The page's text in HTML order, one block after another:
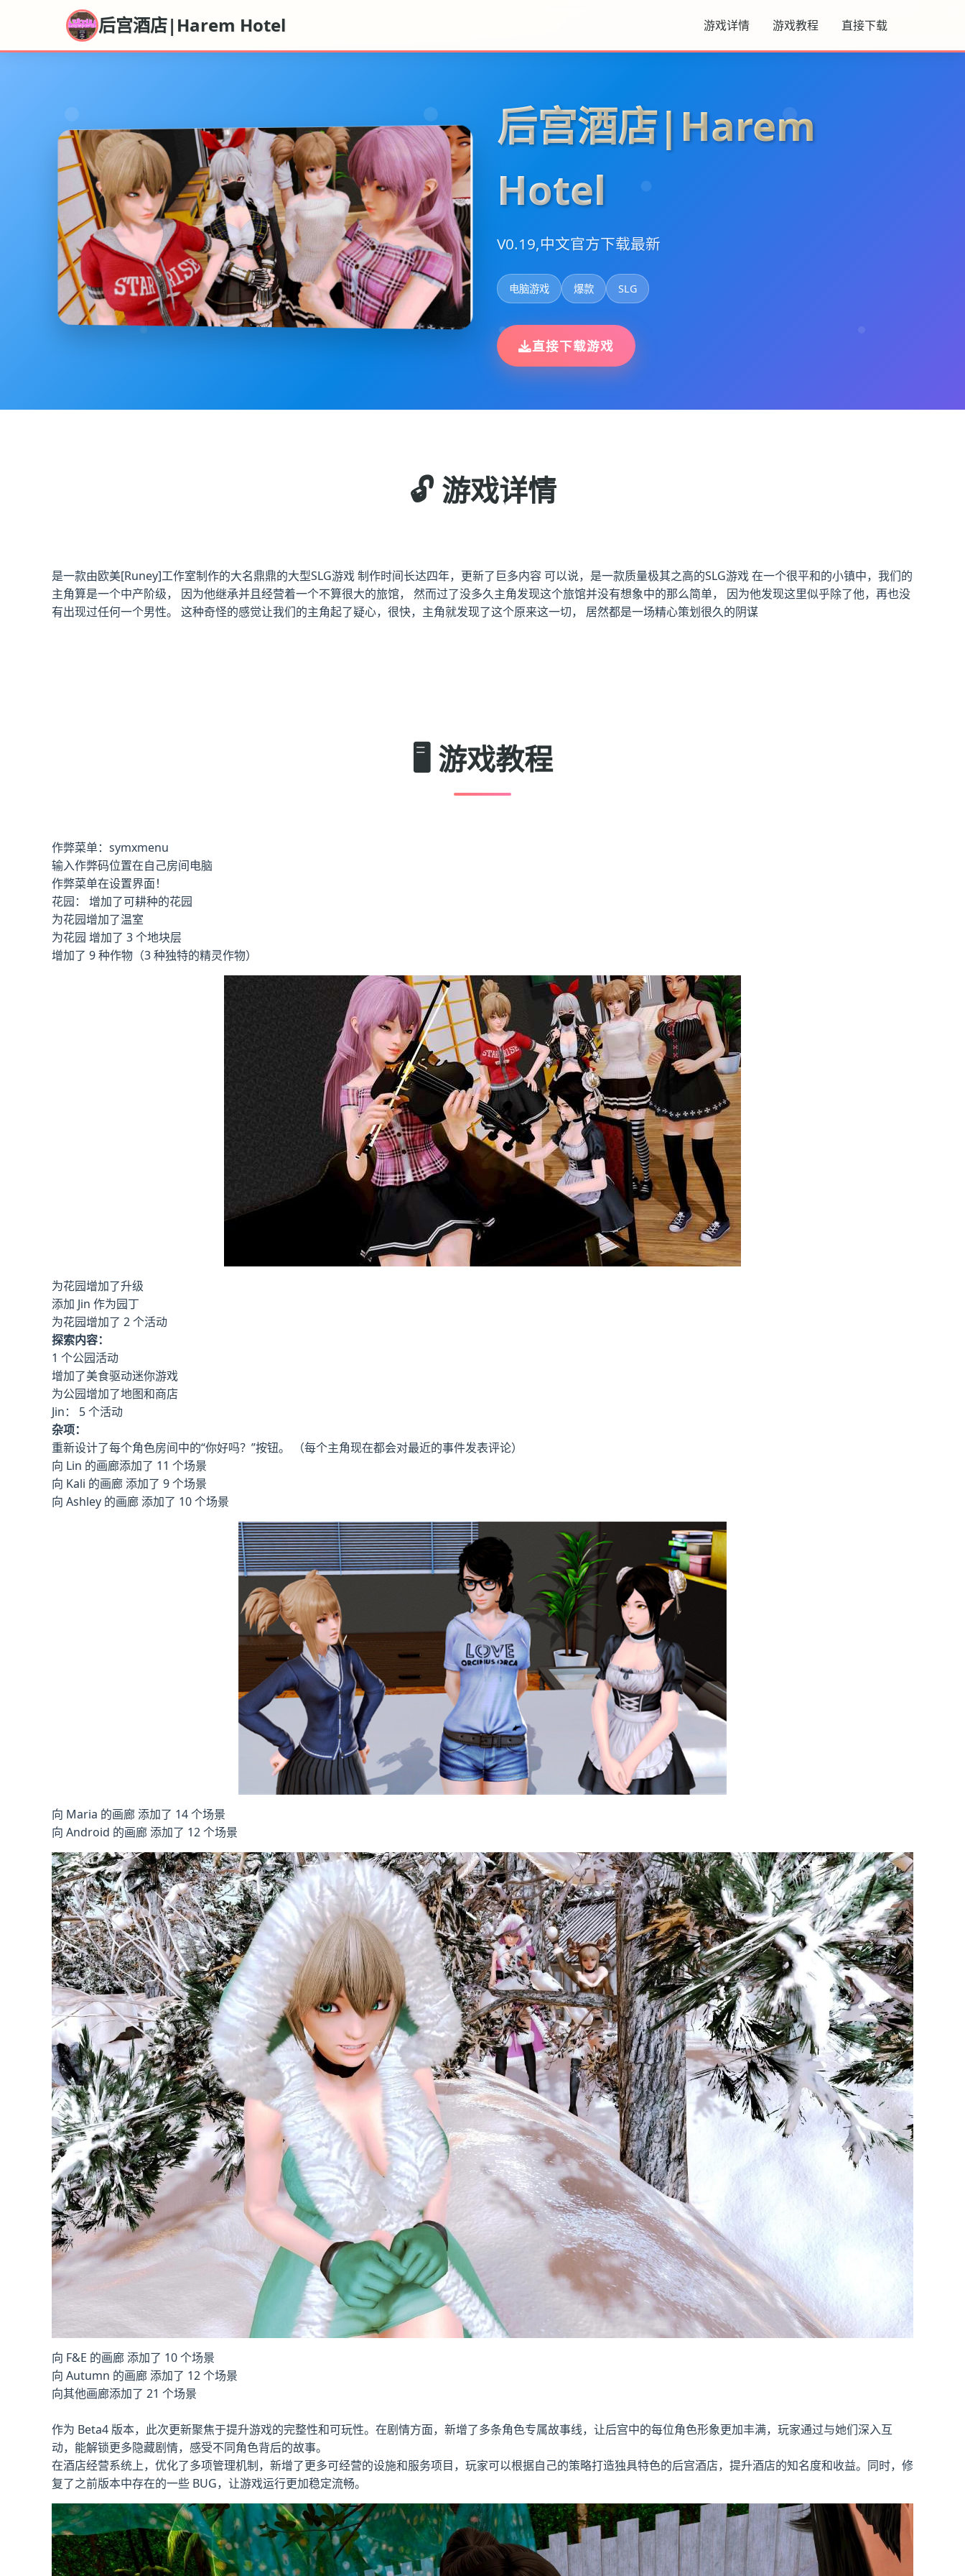
后宫酒店|Harem Hotel 游戏详情 游戏教程 直接下载
后宫酒店|Harem
Hotel
V0.19,中文官方下载最新
电脑游戏 爆款 SLG
直接下载游戏
🔓 游戏详情
是一款由欧美[Runey]工作室制作的大名鼎鼎的大型SLG游戏 制作时间长达四年，更新了巨多内容 可以说，是一款质量极其之高的SLG游戏 在一个很平和的小镇中，我们的
主角算是一个中产阶级， 因为他继承并且经营着一个不算很大的旅馆， 然而过了没多久主角发现这个旅馆并没有想象中的那么简单， 因为他发现这里似乎除了他，再也没
有出现过任何一个男性。 这种奇怪的感觉让我们的主角起了疑心，很快，主角就发现了这个原来这一切， 居然都是一场精心策划很久的阴谋
🖥️ 游戏教程
作弊菜单：symxmenu
输入作弊码位置在自己房间电脑
作弊菜单在设置界面！
花园： 增加了可耕种的花园
为花园增加了温室
为花园 增加了 3 个地块层
增加了 9 种作物（3 种独特的精灵作物）
为花园增加了升级
添加 Jin 作为园丁
为花园增加了 2 个活动
探索内容：
1 个公园活动
增加了美食驱动迷你游戏
为公园增加了地图和商店
Jin： 5 个活动
杂项：
重新设计了每个角色房间中的“你好吗？”按钮。 （每个主角现在都会对最近的事件发表评论）
向 Lin 的画廊添加了 11 个场景
向 Kali 的画廊 添加了 9 个场景
向 Ashley 的画廊 添加了 10 个场景
向 Maria 的画廊 添加了 14 个场景
向 Android 的画廊 添加了 12 个场景
向 F&E 的画廊 添加了 10 个场景
向 Autumn 的画廊 添加了 12 个场景
向其他画廊添加了 21 个场景
作为 Beta4 版本，此次更新聚焦于提升游戏的完整性和可玩性。在剧情方面，新增了多条角色专属故事线，让后宫中的每位角色形象更加丰满，玩家通过与她们深入互
动，能解锁更多隐藏剧情，感受不同角色背后的故事。
在酒店经营系统上，优化了多项管理机制，新增了更多可经营的设施和服务项目，玩家可以根据自己的策略打造独具特色的后宫酒店，提升酒店的知名度和收益。同时，修
复了之前版本中存在的一些 BUG，让游戏运行更加稳定流畅。